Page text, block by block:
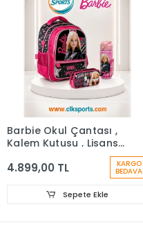
Barbie Okul Çantası ,
Kalem Kutusu , Lisanslı
4.899,00 TL KARGO
BEDAVA
Sepete Ekle